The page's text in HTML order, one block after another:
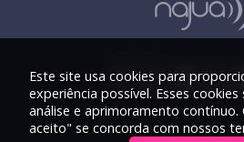
Este site usa cookies para
experiência possível. Esses
análise e aprimoramento contínuo.
aceito" se concorda com nossos